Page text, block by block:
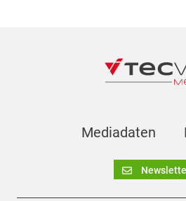
Mediadaten